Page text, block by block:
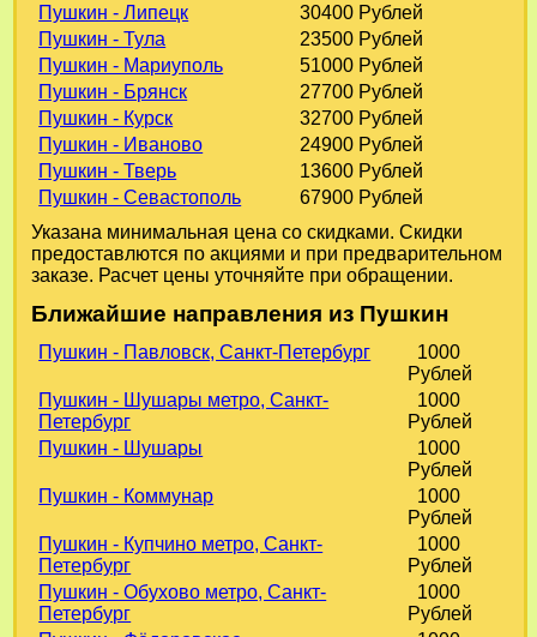
Пушкин - Липецк
30400 Рублей
Пушкин - Тула
23500 Рублей
Пушкин - Мариуполь
51000 Рублей
Пушкин - Брянск
27700 Рублей
Пушкин - Курск
32700 Рублей
Пушкин - Иваново
24900 Рублей
Пушкин - Тверь
13600 Рублей
Пушкин - Севастополь
67900 Рублей
Указана минимальная цена со скидками. Скидки
предоставлются по акциями и при предварительном
заказе. Расчет цены уточняйте при обращении.
Ближайшие направления из Пушкин
Пушкин - Павловск, Санкт-Петербург
1000
Рублей
Пушкин - Шушары метро, Санкт-
Петербург
1000
Рублей
Пушкин - Шушары
1000
Рублей
Пушкин - Коммунар
1000
Рублей
Пушкин - Купчино метро, Санкт-
Петербург
1000
Рублей
Пушкин - Обухово метро, Санкт-
Петербург
1000
Рублей